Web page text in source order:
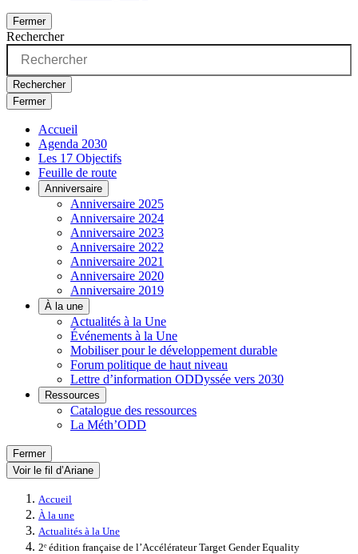
Fermer
Rechercher
Rechercher
Fermer
Accueil
Agenda 2030
Les 17 Objectifs
Feuille de route
Anniversaire
Anniversaire 2025
Anniversaire 2024
Anniversaire 2023
Anniversaire 2022
Anniversaire 2021
Anniversaire 2020
Anniversaire 2019
À la une
Actualités à la Une
Événements à la Une
Mobiliser pour le développement durable
Forum politique de haut niveau
Lettre d’information ODDyssée vers 2030
Ressources
Catalogue des ressources
La Méth’ODD
Fermer
Voir le fil d’Ariane
Accueil
À la une
Actualités à la Une
2ᵉ édition française de l’Accélérateur Target Gender Equality